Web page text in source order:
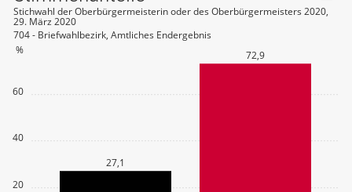
20
40
60
%
27,1
72,9
Stichwahl der Oberbürgermeisterin oder des Oberbürgermeisters 2020,
29. März 2020
704 - Briefwahlbezirk, Amtliches Endergebnis